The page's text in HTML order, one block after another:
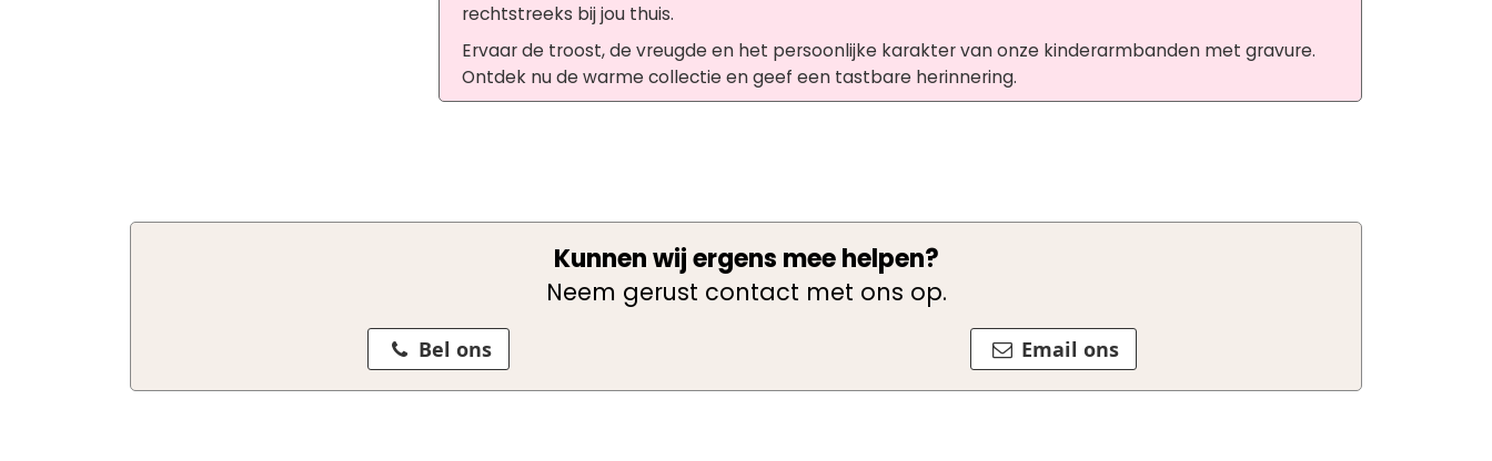
rechtstreeks bij jou thuis.
Ervaar de troost, de vreugde en het persoonlijke karakter van onze kinderarmbanden met gravure.
Ontdek nu de warme collectie en geef een tastbare herinnering.
Kunnen wij ergens mee helpen?
Neem gerust contact met ons op.
Bel ons Email ons